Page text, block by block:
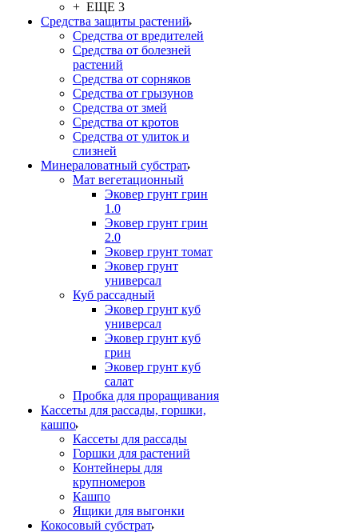
+ ЕЩЕ 3
Средства защиты растений
Средства от вредителей
Средства от болезней
растений
Средства от сорняков
Средства от грызунов
Средства от змей
Средства от кротов
Средства от улиток и
слизней
Минераловатный субстрат
Мат вегетационный
Эковер грунт грин
1.0
Эковер грунт грин
2.0
Эковер грунт томат
Эковер грунт
универсал
Куб рассадный
Эковер грунт куб
универсал
Эковер грунт куб
грин
Эковер грунт куб
салат
Пробка для проращивания
Кассеты для рассады, горшки,
кашпо
Кассеты для рассады
Горшки для растений
Контейнеры для
крупномеров
Кашпо
Ящики для выгонки
Кокосовый субстрат